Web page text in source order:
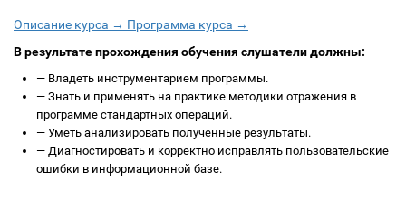
Описание курса → Программа курса →
В результате прохождения обучения слушатели должны:
— Владеть инструментарием программы.
— Знать и применять на практике методики отражения в
программе стандартных операций.
— Уметь анализировать полученные результаты.
— Диагностировать и корректно исправлять пользовательские
ошибки в информационной базе.